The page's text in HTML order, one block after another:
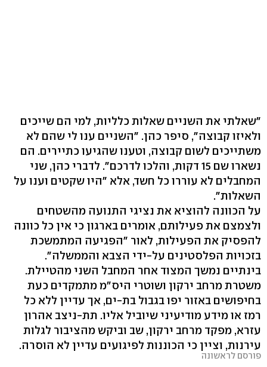
"שאלתי את השניים שאלות כלליות, למי הם שייכים
ולאיזו קבוצה", סיפר כהן. "השניים ענו לי שהם לא
משתייכים לשום קבוצה, וטענו שהגיעו כתיירים. הם
נשארו שם 15 דקות, והלכו לדרכם". לדברי כהן, שני
המחבלים לא עוררו כל חשד, אלא "היו שקטים וענו על
השאלות".
על הכוונה להוציא את נציגי התנועה מהשטחים
ולצמצם את פעילותם, אומרים בארגון כי אין כל כוונה
להפסיק את הפעילות, לאור "הפגיעה המתמשכת
בזכויות הפלסטינים על-ידי הצבא והממשלה".
בינתיים נמשך המצוד אחר המחבל השני מהטיילת.
משטרת מרחב ירקון ושוטרי היס"מ מתמקדים כעת
בחיפושים באזור יפו בגבול בת-ים, אך עדיין ללא כל
רמז או מידע מודיעיני שיוביל אליו. תת-ניצב אהרון
עזרא, מפקד מרחב ירקון, שב וביקש מהציבור לגלות
עירנות, וציין כי הכוננות לפיגועים עדיין לא הוסרה.
פורסם לראשונה